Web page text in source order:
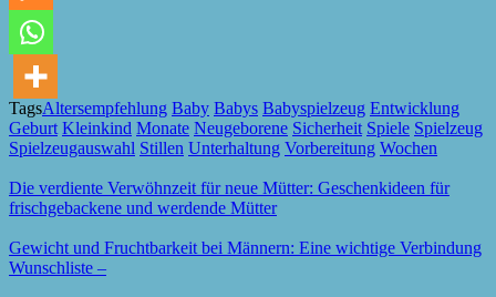
TagsAltersempfehlung Baby Babys Babyspielzeug Entwicklung
Geburt Kleinkind Monate Neugeborene Sicherheit Spiele Spielzeug
Spielzeugauswahl Stillen Unterhaltung Vorbereitung Wochen
Die verdiente Verwöhnzeit für neue Mütter: Geschenkideen für
frischgebackene und werdende Mütter
Gewicht und Fruchtbarkeit bei Männern: Eine wichtige Verbindung
Wunschliste –